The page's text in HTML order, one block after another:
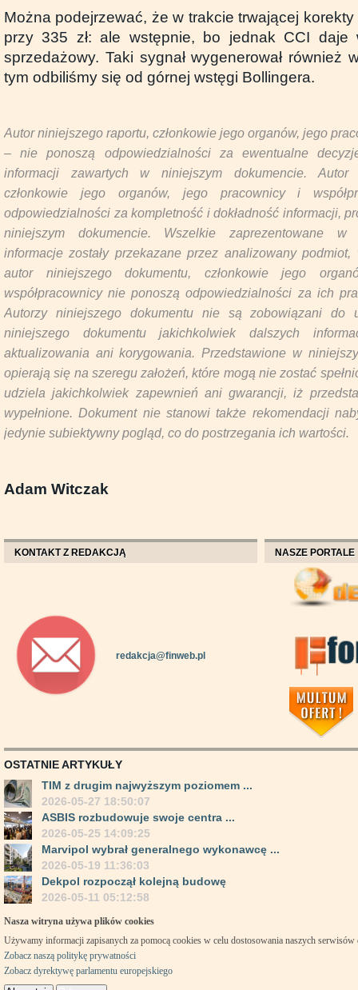
Można podejrzewać, że w trakcie trwającej korekty
przy 335 zł: ale wstępnie, bo jednak CCI daje
sprzedażowy. Taki sygnał wygenerował również
tym odbiliśmy się od górnej wstęgi Bollingera.
Autor niniejszego raportu, członkowie jego organów, jego
– nie ponoszą odpowiedzialności za ewentualne
informacji zawartych w niniejszym dokumencie. Autor
członkowie jego organów, jego pracownicy i
odpowiedzialności za kompletność i dokładność informacji,
niniejszym dokumencie. Wszelkie zaprezentowane w
informacje zostały przekazane przez analizowany
autor niniejszego dokumentu, członkowie jego
współpracownicy nie ponoszą odpowiedzialności za ich
Autorzy niniejszego dokumentu nie są zobowiązani do
niniejszego dokumentu jakichkolwiek dalszych
aktualizowania ani korygowania. Przedstawione w
opierają się na szeregu założeń, które mogą nie zostać
udziela jakichkolwiek zapewnień ani gwarancji, iż
wypełnione. Dokument nie stanowi także rekomendacji
jedynie subiektywny pogląd, co do postrzegania ich wartości.
Adam Witczak
KONTAKT Z REDAKCJĄ
redakcja@finweb.pl
NASZE PORTALE
OSTATNIE ARTYKUŁY
TIM z drugim najwyższym poziomem ...
2026-05-27 18:50:07
ASBIS rozbudowuje swoje centra ...
2026-05-25 14:09:25
Marvipol wybrał generalnego wykonawcę ...
2026-05-19 11:36:03
Dekpol rozpoczął kolejną budowę
2026-05-11 05:12:58
Nasza witryna używa plików cookies
Używamy informacji zapisanych za pomocą cookies w celu dostosowania naszych
Zobacz naszą politykę prywatności
Zobacz dyrektywę parlamentu europejskiego